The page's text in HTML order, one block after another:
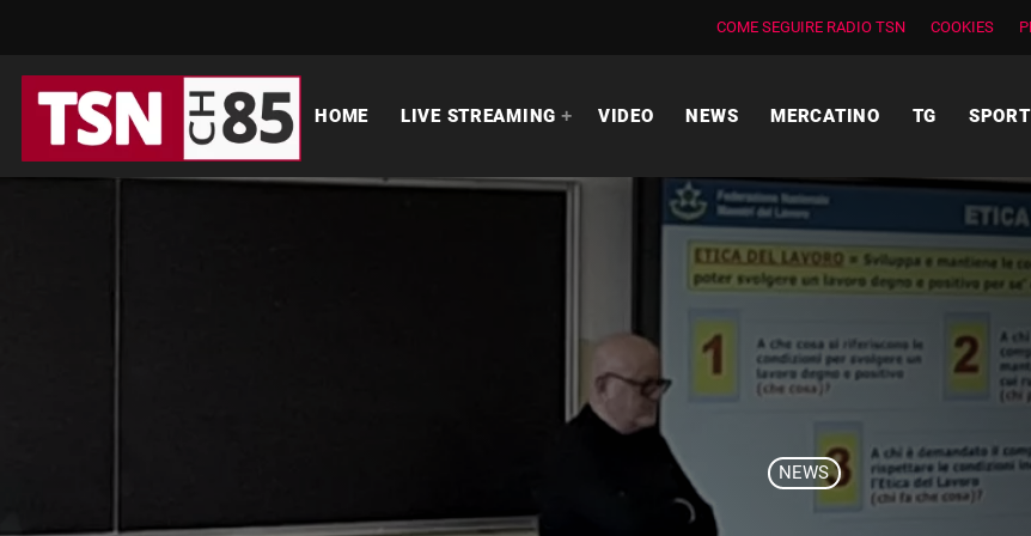
COME SEGUIRE RADIO TSN COOKIES
HOME LIVE STREAMING VIDEO NEWS MERCATINO TG SPORT
NEWS